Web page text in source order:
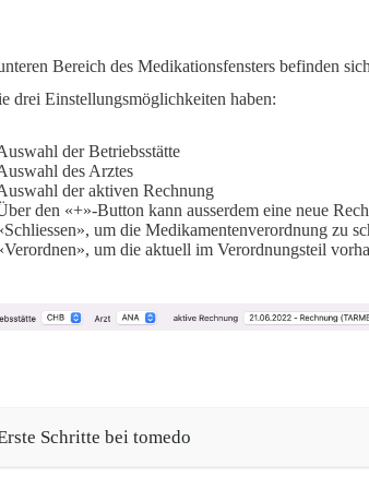
Bereich des Medikationsfensters befinden
drei Einstellungsmöglichkeiten haben:
der Betriebsstätte
des Arztes
der aktiven Rechnung
den «+»-Button kann ausserdem eine neue
um die Medikamentenverordnung zu
um die aktuell im Verordnungsteil
Schritte bei tomedo